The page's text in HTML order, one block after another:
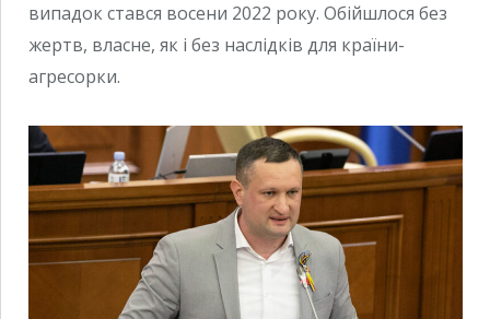
випадок стався восени 2022 року. Обійшлося без
жертв, власне, як і без наслідків для країни-
агресорки.